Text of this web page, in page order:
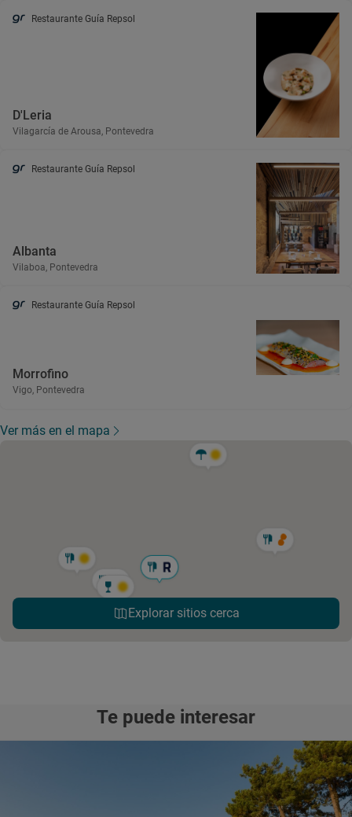
Restaurante Guía Repsol
D'Leria
Vilagarcía de Arousa, Pontevedra
Restaurante Guía Repsol
Albanta
Vilaboa, Pontevedra
Restaurante Guía Repsol
Morrofino
Vigo, Pontevedra
Ver más en el mapa
Explorar sitios cerca
Te puede interesar